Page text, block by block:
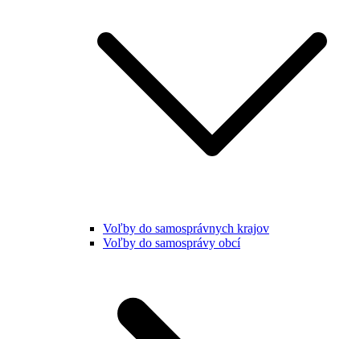
Voľby do samosprávnych krajov
Voľby do samosprávy obcí